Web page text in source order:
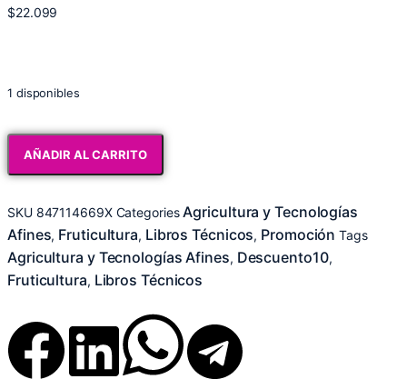
$22.099
1 disponibles
AÑADIR AL CARRITO
SKU 847114669X Categories Agricultura y Tecnologías
Afines, Fruticultura, Libros Técnicos, Promoción Tags
Agricultura y Tecnologías Afines, Descuento10,
Fruticultura, Libros Técnicos